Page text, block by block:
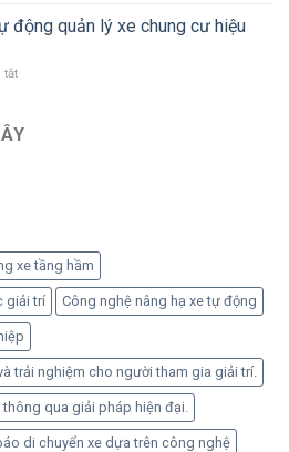
Khu
thống
kiểm
xe
cư
động quản lý xe chung cư hiệu
tắtở
giữ
chung
cư
hiệu
quả
an
toàn
xe tầng hầm
giải trí Công nghệ nâng hạ xe tự động
trải nghiệm cho người tham gia giải trí.
qua giải pháp hiện đại.
di chuyển xe dựa trên công nghệ